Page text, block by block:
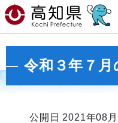
令和３年７月
公開日 2021年08月